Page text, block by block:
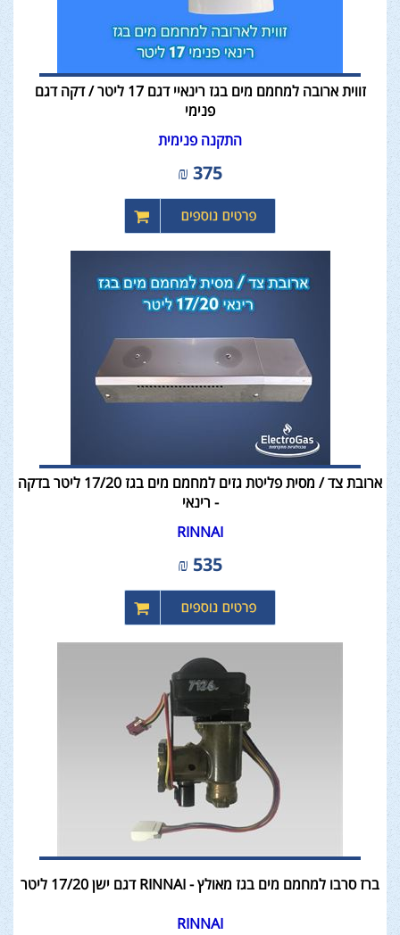
זווית ארובה למחמם מים בגז רינאיי דגם 17 ליטר / דקה דגם
פנימי
התקנה פנימית
375
₪
ארובת צד / מסית פליטת גזים למחמם מים בגז 17/20 ליטר בדקה
- רינאי
RINNAI
535
₪
ברז סרבו למחמם מים בגז מאולץ - RINNAI דגם ישן 17/20 ליטר
RINNAI